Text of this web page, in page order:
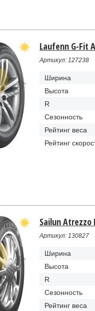
Laufenn G-Fit
Артикул: 127238
Ширина
Высота
R
Сезонность
Рейтинг веса
Рейтинг
Sailun Atrezzo
Артикул: 130827
Ширина
Высота
R
Сезонность
Рейтинг веса